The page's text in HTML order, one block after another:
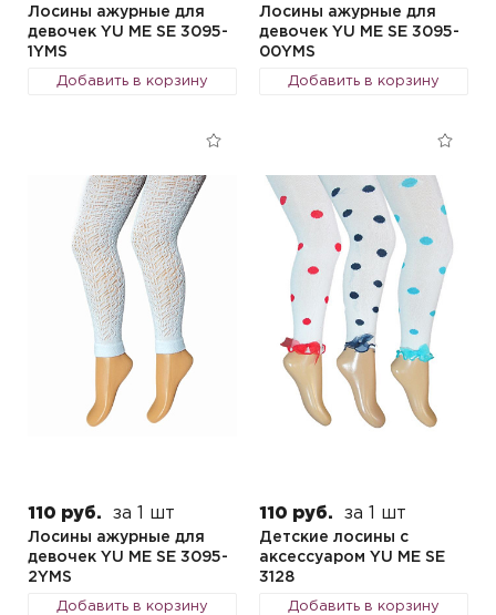
Лосины ажурные для
девочек YU ME SE 3095-
1YMS
Добавить в корзину
Лосины ажурные для
девочек YU ME SE 3095-
00YMS
Добавить в корзину
110 руб. за 1 шт
Лосины ажурные для
девочек YU ME SE 3095-
2YMS
Добавить в корзину
110 руб. за 1 шт
Детские лосины с
аксессуаром YU ME SE
3128
Добавить в корзину